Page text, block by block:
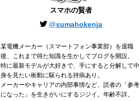
スマホの賢者
@sumahokenja
某電機メーカー（スマートフォン事業部）を退職
後、これまで得た知識を生かしてブログを開設。
特に最新モデルが大好きで、手にすると分解して中
身を見たい衝動に駆られる持病あり。
メーカーやキャリアの内部事情など、読者の「参考
になった」を生きがいにするジジイ。年齢不詳。